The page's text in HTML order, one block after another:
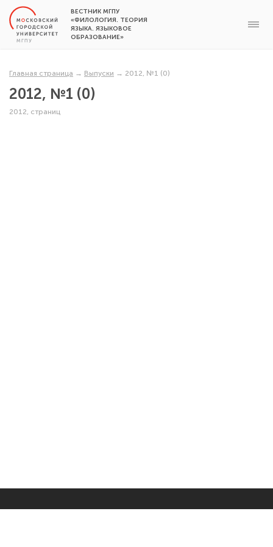
ВЕСТНИК МГПУ
«ФИЛОЛОГИЯ. ТЕОРИЯ
ЯЗЫКА. ЯЗЫКОВОЕ
ОБРАЗОВАНИЕ»
Главная страница → Выпуски → 2012, №1 (0)
2012, №1 (0)
2012, страниц